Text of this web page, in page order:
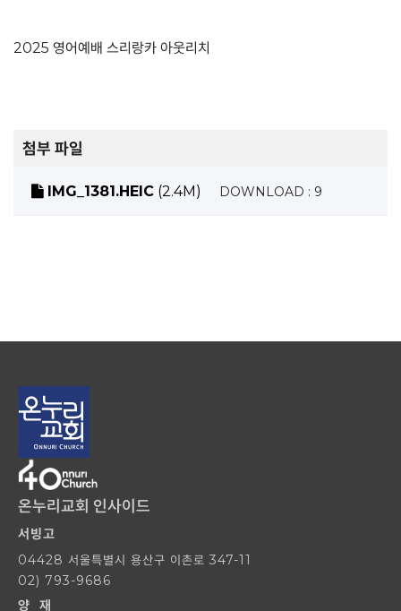
2025 영어예배 스리랑카 아웃리치
첨부 파일
IMG_1381.HEIC (2.4M) DOWNLOAD : 9
온누리교회 인사이드
서빙고
04428 서울특별시 용산구 이촌로 347-11
02) 793-9686
양 재